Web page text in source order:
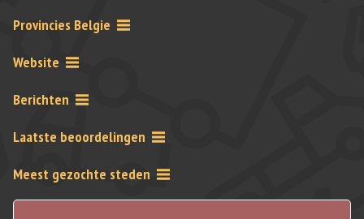
Provincies Belgie
Website
Berichten
Laatste beoordelingen
Meest gezochte steden